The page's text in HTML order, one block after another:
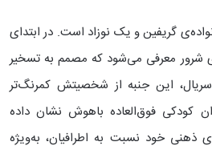
گریفین و یک نوزاد است. در ابتدای
شرور معرفی می‌شود که مصمم به تسخیر
این جنبه از شخصیتش کمرنگ‌تر
کودکی فوق‌العاده باهوش نشان داده
ذهنی خود نسبت به اطرافیان، به‌ویژه